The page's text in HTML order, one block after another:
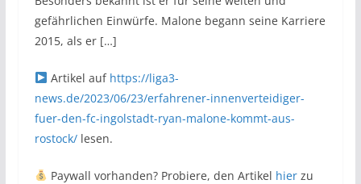
gefährlichen Einwürfe. Malone begann seine Karriere
2015, als er […]
Artikel auf https://liga3-
news.de/2023/06/23/erfahrener-innenverteidiger-
fuer-den-fc-ingolstadt-ryan-malone-kommt-aus-
rostock/lesen.
Paywall vorhanden? Probiere, den Artikel hierzu